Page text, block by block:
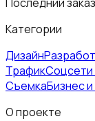
Последний
Категории
Дизайн
ТрафикСоцсети
СъемкаБизнес
О проекте